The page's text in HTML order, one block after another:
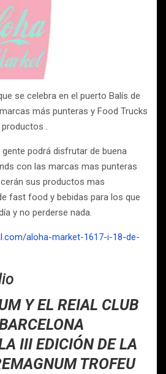
se celebra en el puerto Balís de
más punteras y Food Trucks
.
podrá disfrutar de buena
con las marcas mas punteras
sus productos mas
fast food y bebidas para los que
y no perderse nada.
aloha-market-1617-i-18-de-
Y EL REIAL CLUB
III EDICIÓN DE LA
TROFEU